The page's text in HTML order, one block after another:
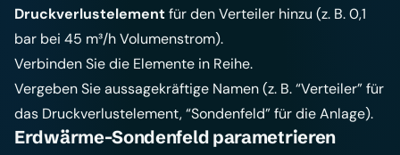
Druckverlustelementfür den Verteiler hinzu (z. B. 0,1
bar bei 45 m³/h Volumenstrom).
Verbinden Sie die Elemente in Reihe.
Vergeben Sie aussagekräftige Namen (z. B. “Verteiler” für
das Druckverlustelement, “Sondenfeld” für die Anlage).
Erdwärme-Sondenfeld parametrieren